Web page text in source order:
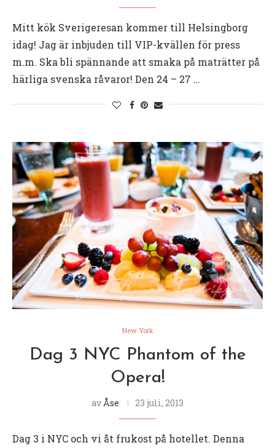
Mitt kök Sverigeresan kommer till Helsingborg
idag! Jag är inbjuden till VIP-kvällen för press
m.m. Ska bli spännande att smaka på maträtter på
härliga svenska råvaror! Den 24 – 27 …
New York
Dag 3 NYC Phantom of the
Opera!
av Åse 23 juli, 2013
Dag 3 i NYC och vi åt frukost på hotellet. Denna